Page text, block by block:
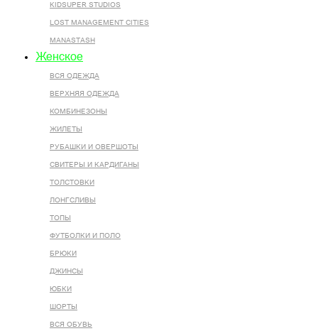
KIDSUPER STUDIOS
LOST MANAGEMENT CITIES
MANASTASH
Женское
ВСЯ ОДЕЖДА
ВЕРХНЯЯ ОДЕЖДА
КОМБИНЕЗОНЫ
ЖИЛЕТЫ
РУБАШКИ И ОВЕРШОТЫ
СВИТЕРЫ И КАРДИГАНЫ
ТОЛСТОВКИ
ЛОНГСЛИВЫ
ТОПЫ
ФУТБОЛКИ И ПОЛО
БРЮКИ
ДЖИНСЫ
ЮБКИ
ШОРТЫ
ВСЯ ОБУВЬ